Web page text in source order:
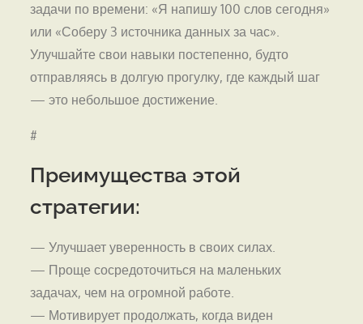
задачи по времени: «Я напишу 100 слов сегодня»
или «Соберу 3 источника данных за час».
Улучшайте свои навыки постепенно, будто
отправляясь в долгую прогулку, где каждый шаг
— это небольшое достижение.
#
Преимущества этой
стратегии:
— Улучшает уверенность в своих силах.
— Проще сосредоточиться на маленьких
задачах, чем на огромной работе.
— Мотивирует продолжать, когда виден